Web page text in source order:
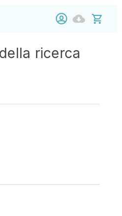
ricerca